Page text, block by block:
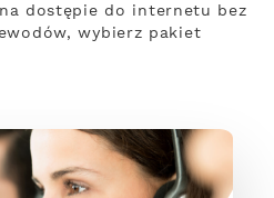
dostępie do internetu bez
wybierz pakiet